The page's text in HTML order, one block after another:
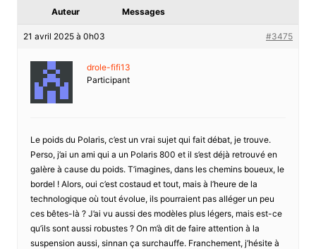
Auteur Messages
21 avril 2025 à 0h03 #3475
drole-fifi13
Participant
Le poids du Polaris, c’est un vrai sujet qui fait débat, je trouve.
Perso, j’ai un ami qui a un Polaris 800 et il s’est déjà retrouvé en
galère à cause du poids. T’imagines, dans les chemins boueux, le
bordel ! Alors, oui c’est costaud et tout, mais à l’heure de la
technologique où tout évolue, ils pourraient pas alléger un peu
ces bêtes-là ? J’ai vu aussi des modèles plus légers, mais est-ce
qu’ils sont aussi robustes ? On m’à dit de faire attention à la
suspension aussi, sinnan ça surchauffe. Franchement, j’hésite à